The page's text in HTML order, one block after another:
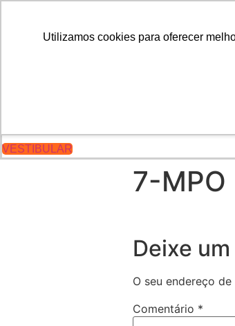
Utilizamos cookies para oferecer
Portal do Aluno
VESTIBULAR
7-MPO
Deixe
O seu endereço
Comentário *